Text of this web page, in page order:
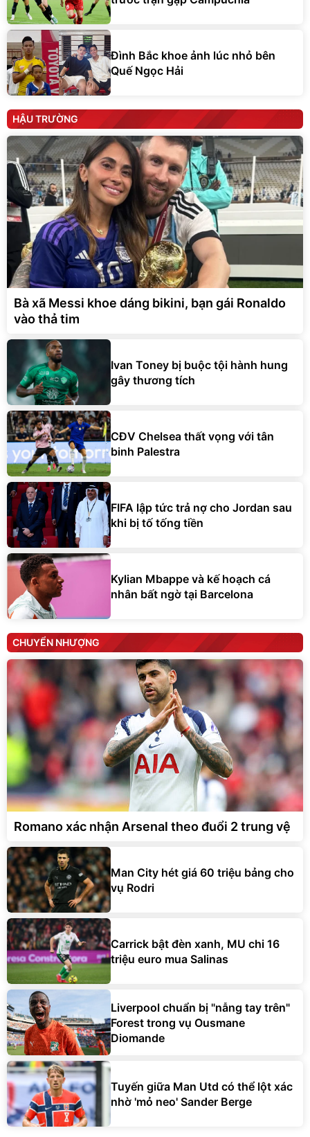
Đình Bắc khoe ảnh lúc nhỏ bên
Quế Ngọc Hải
HẬU TRƯỜNG
Bà xã Messi khoe dáng bikini, bạn gái Ronaldo
vào thả tim
Ivan Toney bị buộc tội hành hung
gây thương tích
CĐV Chelsea thất vọng với tân
binh Palestra
FIFA lập tức trả nợ cho Jordan sau
khi bị tố tống tiền
Kylian Mbappe và kế hoạch cá
nhân bất ngờ tại Barcelona
CHUYỂN NHƯỢNG
Romano xác nhận Arsenal theo đuổi 2 trung vệ
Man City hét giá 60 triệu bảng cho
vụ Rodri
Carrick bật đèn xanh, MU chi 16
triệu euro mua Salinas
Liverpool chuẩn bị "nẫng tay trên"
Forest trong vụ Ousmane
Diomande
Tuyến giữa Man Utd có thể lột xác
nhờ 'mỏ neo' Sander Berge